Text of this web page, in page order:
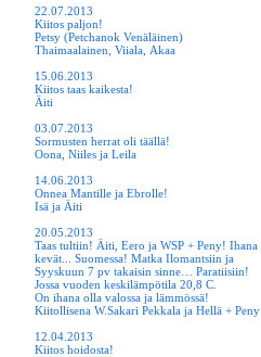
22.07.2013
Kiitos paljon!
Petsy (Petchanok Venäläinen)
Thaimaalainen, Viiala, Akaa
15.06.2013
Kiitos taas kaikesta!
Äiti
03.07.2013
Sormusten herrat oli täällä!
Oona, Niiles ja Leila
14.06.2013
Onnea Mantille ja Ebrolle!
Isä ja Äiti
20.05.2013
Taas tultiin! Äiti, Eero ja WSP + Peny! Ihana
kevät... Suomessa! Matka Ilomantsiin ja
Syyskuun 7 pv takaisin sinne… Paratiisiin!
Jossa vuoden keskilämpötila 20,8 C.
On ihana olla valossa ja lämmössä!
Kiitollisena W.Sakari Pekkala ja Hellä + Peny
12.04.2013
Kiitos hoidosta!